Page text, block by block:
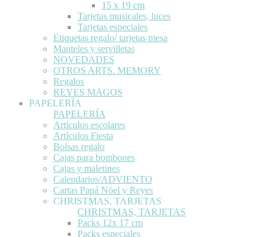
15 x 19 cm
Tarjetas musicales, luces
Tarjetas especiales
Etiquetas regalo/ tarjetas mesa
Manteles y servilletas
NOVEDADES
OTROS ARTS. MEMORY
Regalos
REYES MAGOS
PAPELERÍA
PAPELERÍA
Artículos escolares
Artículos Fiesta
Bolsas regalo
Cajas para bombones
Cajas y maletines
Calendarios/ADVIENTO
Cartas Papá Nöel y Reyes
CHRISTMAS, TARJETAS
CHRISTMAS, TARJETAS
Packs 12x 17 cm
Packs especiales